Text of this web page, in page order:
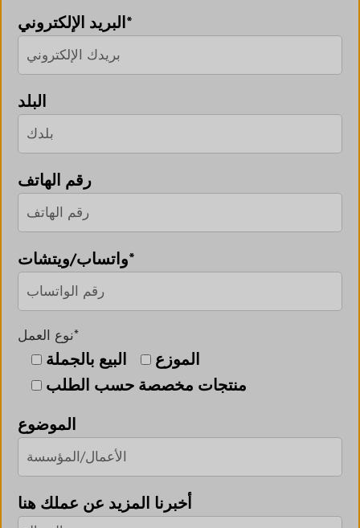
البريد الإلكتروني*
البلد
رقم الهاتف
واتساب/ويتشات*
نوع العمل*
البيع بالجملة
الموزع
منتجات مخصصة حسب الطلب
الموضوع
أخبرنا المزيد عن عملك هنا